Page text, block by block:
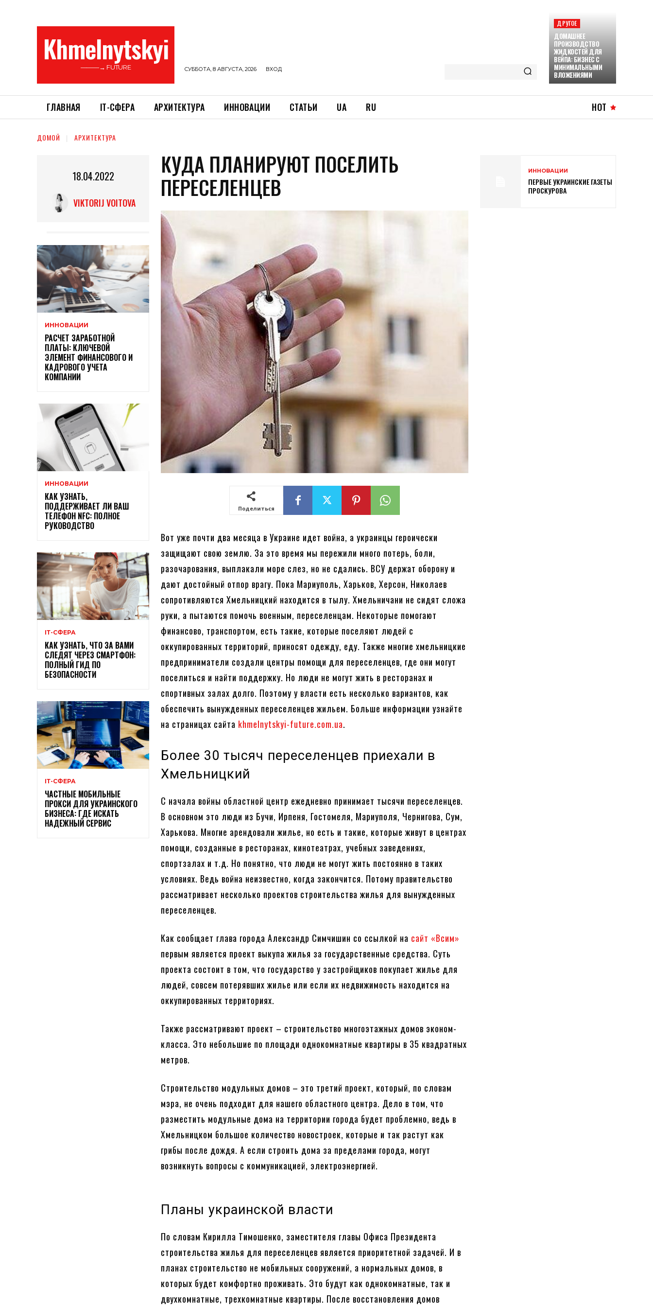
Khmelnytskyi
———→ FUTURE СУББОТА, 8 АВГУСТА, 2026 ВХОД
ДРУГОЕ
ДОМАШНЕЕ
ПРОИЗВОДСТВО
ЖИДКОСТЕЙ ДЛЯ
ВЕЙПА: БИЗНЕС С
МИНИМАЛЬНЫМИ
ВЛОЖЕНИЯМИ
ГЛАВНАЯ ІТ-СФЕРА АРХИТЕКТУРА ИННОВАЦИИ СТАТЬИ UA RU HOT
ДОМОЙ АРХИТЕКТУРА
18.04.2022
VIKTORIJ VOITOVA
ИННОВАЦИИ
РАСЧЕТ ЗАРАБОТНОЙ
ПЛАТЫ: КЛЮЧЕВОЙ
ЭЛЕМЕНТ ФИНАНСОВОГО И
КАДРОВОГО УЧЕТА
КОМПАНИИ
ИННОВАЦИИ
КАК УЗНАТЬ,
ПОДДЕРЖИВАЕТ ЛИ ВАШ
ТЕЛЕФОН NFC: ПОЛНОЕ
РУКОВОДСТВО
ІТ-СФЕРА
КАК УЗНАТЬ, ЧТО ЗА ВАМИ
СЛЕДЯТ ЧЕРЕЗ СМАРТФОН:
ПОЛНЫЙ ГИД ПО
БЕЗОПАСНОСТИ
ІТ-СФЕРА
ЧАСТНЫЕ МОБИЛЬНЫЕ
ПРОКСИ ДЛЯ УКРАИНСКОГО
БИЗНЕСА: ГДЕ ИСКАТЬ
НАДЕЖНЫЙ СЕРВИС
КУДА ПЛАНИРУЮТ ПОСЕЛИТЬ
ПЕРЕСЕЛЕНЦЕВ
Поделиться
Вот уже почти два месяца в Украине идет война, а украинцы героически
защищают свою землю. За это время мы пережили много потерь, боли,
разочарования, выплакали море слез, но не сдались. ВСУ держат оборону и
дают достойный отпор врагу. Пока Мариуполь, Харьков, Херсон, Николаев
сопротивляются Хмельницкий находится в тылу. Хмельничани не сидят сложа
руки, а пытаются помочь военным, переселенцам. Некоторые помогают
финансово, транспортом, есть такие, которые поселяют людей с
оккупированных территорий, приносят одежду, еду. Также многие хмельницкие
предприниматели создали центры помощи для переселенцев, где они могут
поселиться и найти поддержку. Но люди не могут жить в ресторанах и
спортивных залах долго. Поэтому у власти есть несколько вариантов, как
обеспечить вынужденных переселенцев жильем. Больше информации узнайте
на страницах сайта khmelnytskyi-future.com.ua.
Более 30 тысяч переселенцев приехали в
Хмельницкий
С начала войны областной центр ежедневно принимает тысячи переселенцев.
В основном это люди из Бучи, Ирпеня, Гостомеля, Мариуполя, Чернигова, Сум,
Харькова. Многие арендовали жилье, но есть и такие, которые живут в центрах
помощи, созданные в ресторанах, кинотеатрах, учебных заведениях,
спортзалах и т.д. Но понятно, что люди не могут жить постоянно в таких
условиях. Ведь война неизвестно, когда закончится. Потому правительство
рассматривает несколько проектов строительства жилья для вынужденных
переселенцев.
Как сообщает глава города Александр Симчишин со ссылкой на сайт «Всим»
первым является проект выкупа жилья за государственные средства. Суть
проекта состоит в том, что государство у застройщиков покупает жилье для
людей, совсем потерявших жилье или если их недвижимость находится на
оккупированных территориях.
Также рассматривают проект – строительство многоэтажных домов эконом-
класса. Это небольшие по площади однокомнатные квартиры в 35 квадратных
метров.
Строительство модульных домов – это третий проект, который, по словам
мэра, не очень подходит для нашего областного центра. Дело в том, что
разместить модульные дома на территории города будет проблемно, ведь в
Хмельницком большое количество новостроек, которые и так растут как
грибы после дождя. А если строить дома за пределами города, могут
возникнуть вопросы с коммуникацией, электроэнергией.
Планы украинской власти
По словам Кирилла Тимошенко, заместителя главы Офиса Президента
строительства жилья для переселенцев является приоритетной задачей. И в
планах строительство не мобильных сооружений, а нормальных домов, в
которых будет комфортно проживать. Это будут как однокомнатные, так и
двухкомнатные, трехкомнатные квартиры. После восстановления домов
ИННОВАЦИИ
ПЕРВЫЕ УКРАИНСКИЕ ГАЗЕТЫ
ПРОСКУРОВА